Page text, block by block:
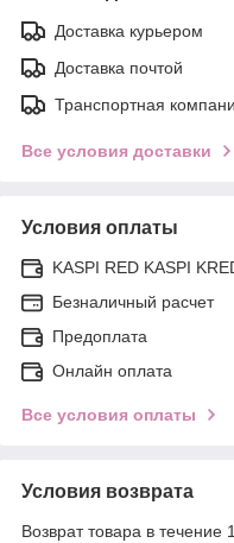
Доставка курьером
Доставка почтой
Транспортная
Все условия доставки
Условия оплаты
KASPI RED KASPI
Безналичный расчет
Предоплата
Онлайн оплата
Все условия оплаты
Условия возврата
Возврат товара в течение